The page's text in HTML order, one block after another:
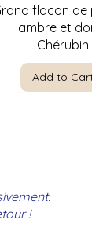
Quick
flacon de
ambre et
Chérubin
Add to
!